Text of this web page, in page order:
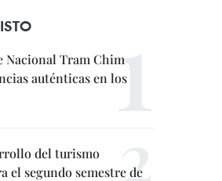
Nacional Tram Chim
auténticas en los
del turismo
el segundo semestre de